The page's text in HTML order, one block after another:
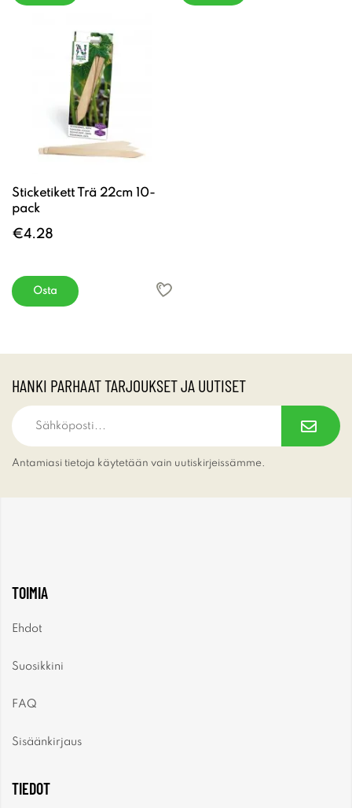
Sticketikett Trä 22cm 10-
pack
€4.28
Osta
HANKI PARHAAT TARJOUKSET JA UUTISET
Antamiasi tietoja käytetään vain uutiskirjeissämme.
TOIMIA
Ehdot
Suosikkini
FAQ
Sisäänkirjaus
TIEDOT